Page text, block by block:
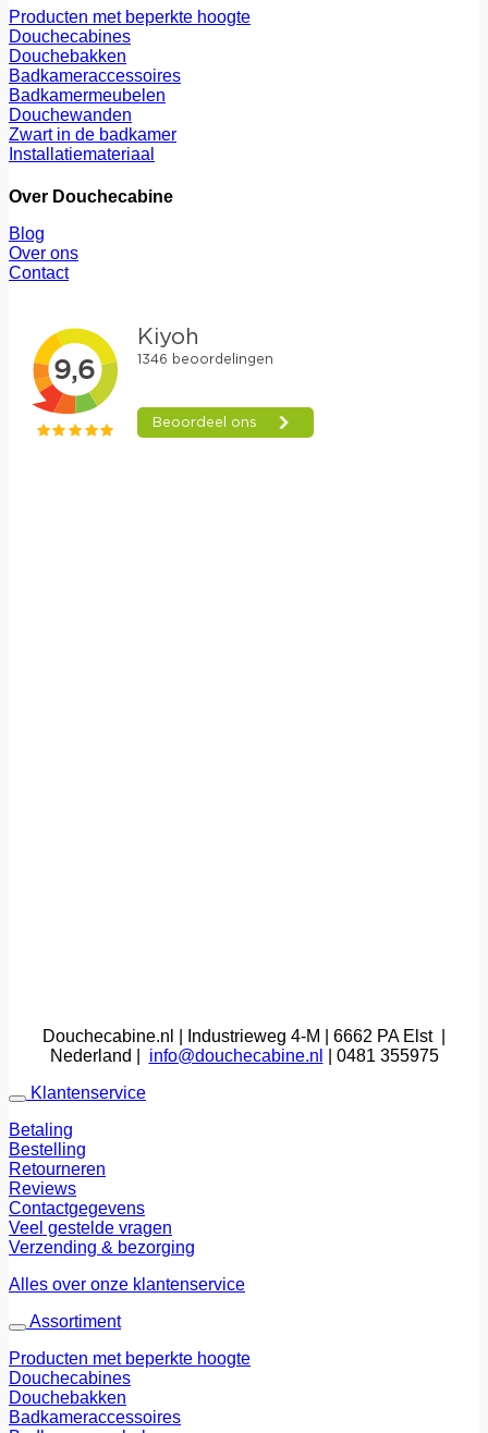
Producten met beperkte hoogte
Douchecabines
Douchebakken
Badkameraccessoires
Badkamermeubelen
Douchewanden
Zwart in de badkamer
Installatiemateriaal
Over Douchecabine
Blog
Over ons
Contact
Douchecabine.nl | Industrieweg 4-M | 6662 PA Elst |
Nederland | info@douchecabine.nl
| 0481 355975
Klantenservice
Betaling
Bestelling
Retourneren
Reviews
Contactgegevens
Veel gestelde vragen
Verzending & bezorging
Alles over onze klantenservice
Assortiment
Producten met beperkte hoogte
Douchecabines
Douchebakken
Badkameraccessoires